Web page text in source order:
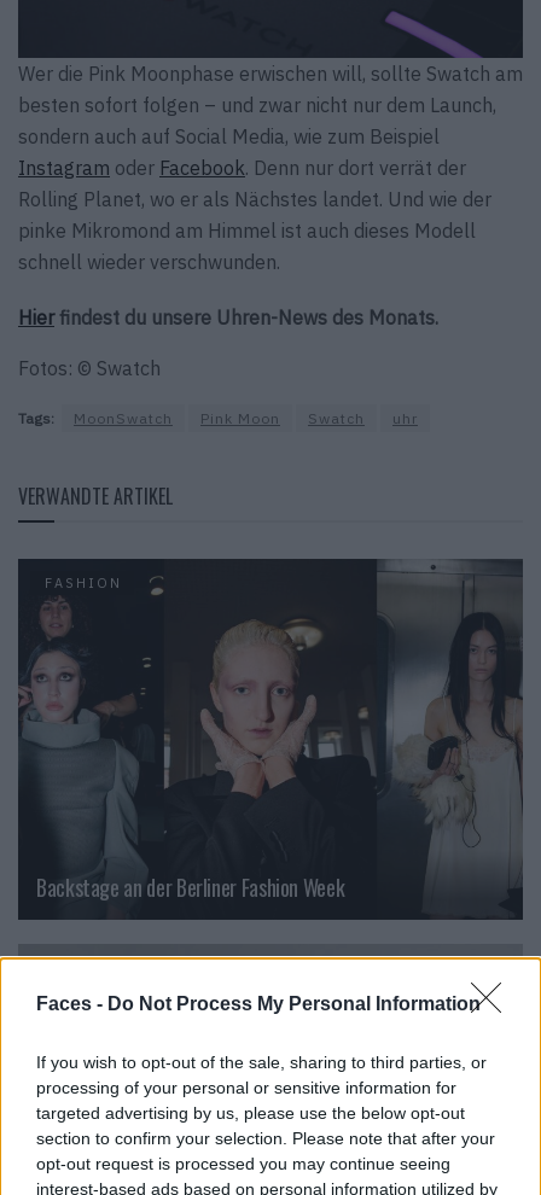
Faces - Do Not Process My Personal Information
If you wish to opt-out of the sale, sharing to third parties, or
processing of your personal or sensitive information for
targeted advertising by us, please use the below opt-out
section to confirm your selection. Please note that after your
opt-out request is processed you may continue seeing
interest-based ads based on personal information utilized by
Wer die Pink Moonphase erwischen will, sollte Swatch am
besten sofort folgen – und zwar nicht nur dem Launch,
sondern auch auf Social Media, wie zum Beispiel
Instagram oder Facebook. Denn nur dort verrät der
Rolling Planet, wo er als Nächstes landet. Und wie der
pinke Mikromond am Himmel ist auch dieses Modell
schnell wieder verschwunden.
Hierfindest du unsere Uhren-News des Monats.
Fotos: © Swatch
Tags: MoonSwatch Pink Moon Swatch uhr
VERWANDTE ARTIKEL
FASHION
Backstage an der Berliner Fashion Week